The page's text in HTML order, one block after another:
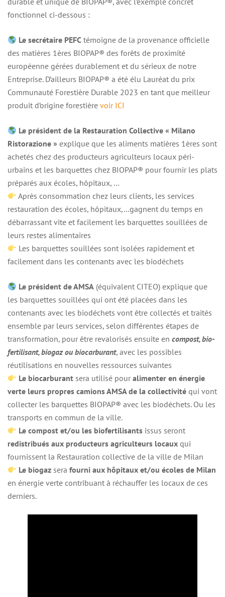
fonctionnel ci-dessous :
Le secrétaire PEFC témoigne de la provenance officielle
des matières 1ères BIOPAP® des forêts de proximité
européenne gérées durablement et du sérieux de notre
Entreprise. D’ailleurs BIOPAP® a été élu Lauréat du prix
Communauté Forestière Durable 2023 en tant que meilleur
produit d’origine forestière voir ICI
Le président de la Restauration Collective « Milano
Ristorazione » explique que les aliments matières 1ères sont
achetés chez des producteurs agriculteurs locaux péri-
urbains et les barquettes chez BIOPAP® pour fournir les plats
préparés aux écoles, hôpitaux, …
Après consommation chez leurs clients, les services
restauration des écoles, hôpitaux,…gagnent du temps en
débarrassant vite et facilement les barquettes souillées de
leurs restes alimentaires
Les barquettes souillées sont isolées rapidement et
facilement dans les contenants avec les biodéchets
Le président de AMSA (équivalent CITEO) explique que
les barquettes souillées qui ont été placées dans les
contenants avec les biodéchets vont être collectés et traités
ensemble par leurs services, selon différentes étapes de
transformation, pour être revalorisés ensuite en compost, bio-
fertilisant, biogaz ou biocarburant, avec les possibles
réutilisations en nouvelles ressources suivantes
Le biocarburant sera utilisé pouralimenter en énergie
verte leurs propres camions AMSA de la collectivité qui vont
collecter les barquettes BIOPAP® avec les biodéchets. Ou les
transports en commun de la ville.
Le compost et/ou les biofertilisants issus seront
redistribués aux producteurs agriculteurs locaux qui
fournissent la Restauration collective de la ville de Milan
Le biogaz serafourni aux hôpitaux et/ou écoles de Milan
en énergie verte contribuant à réchauffer les locaux de ces
derniers.